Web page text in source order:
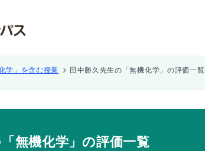
学」を含む授業 田中勝久先生の「無機化学」の評価一覧
無機化学」の評価一覧